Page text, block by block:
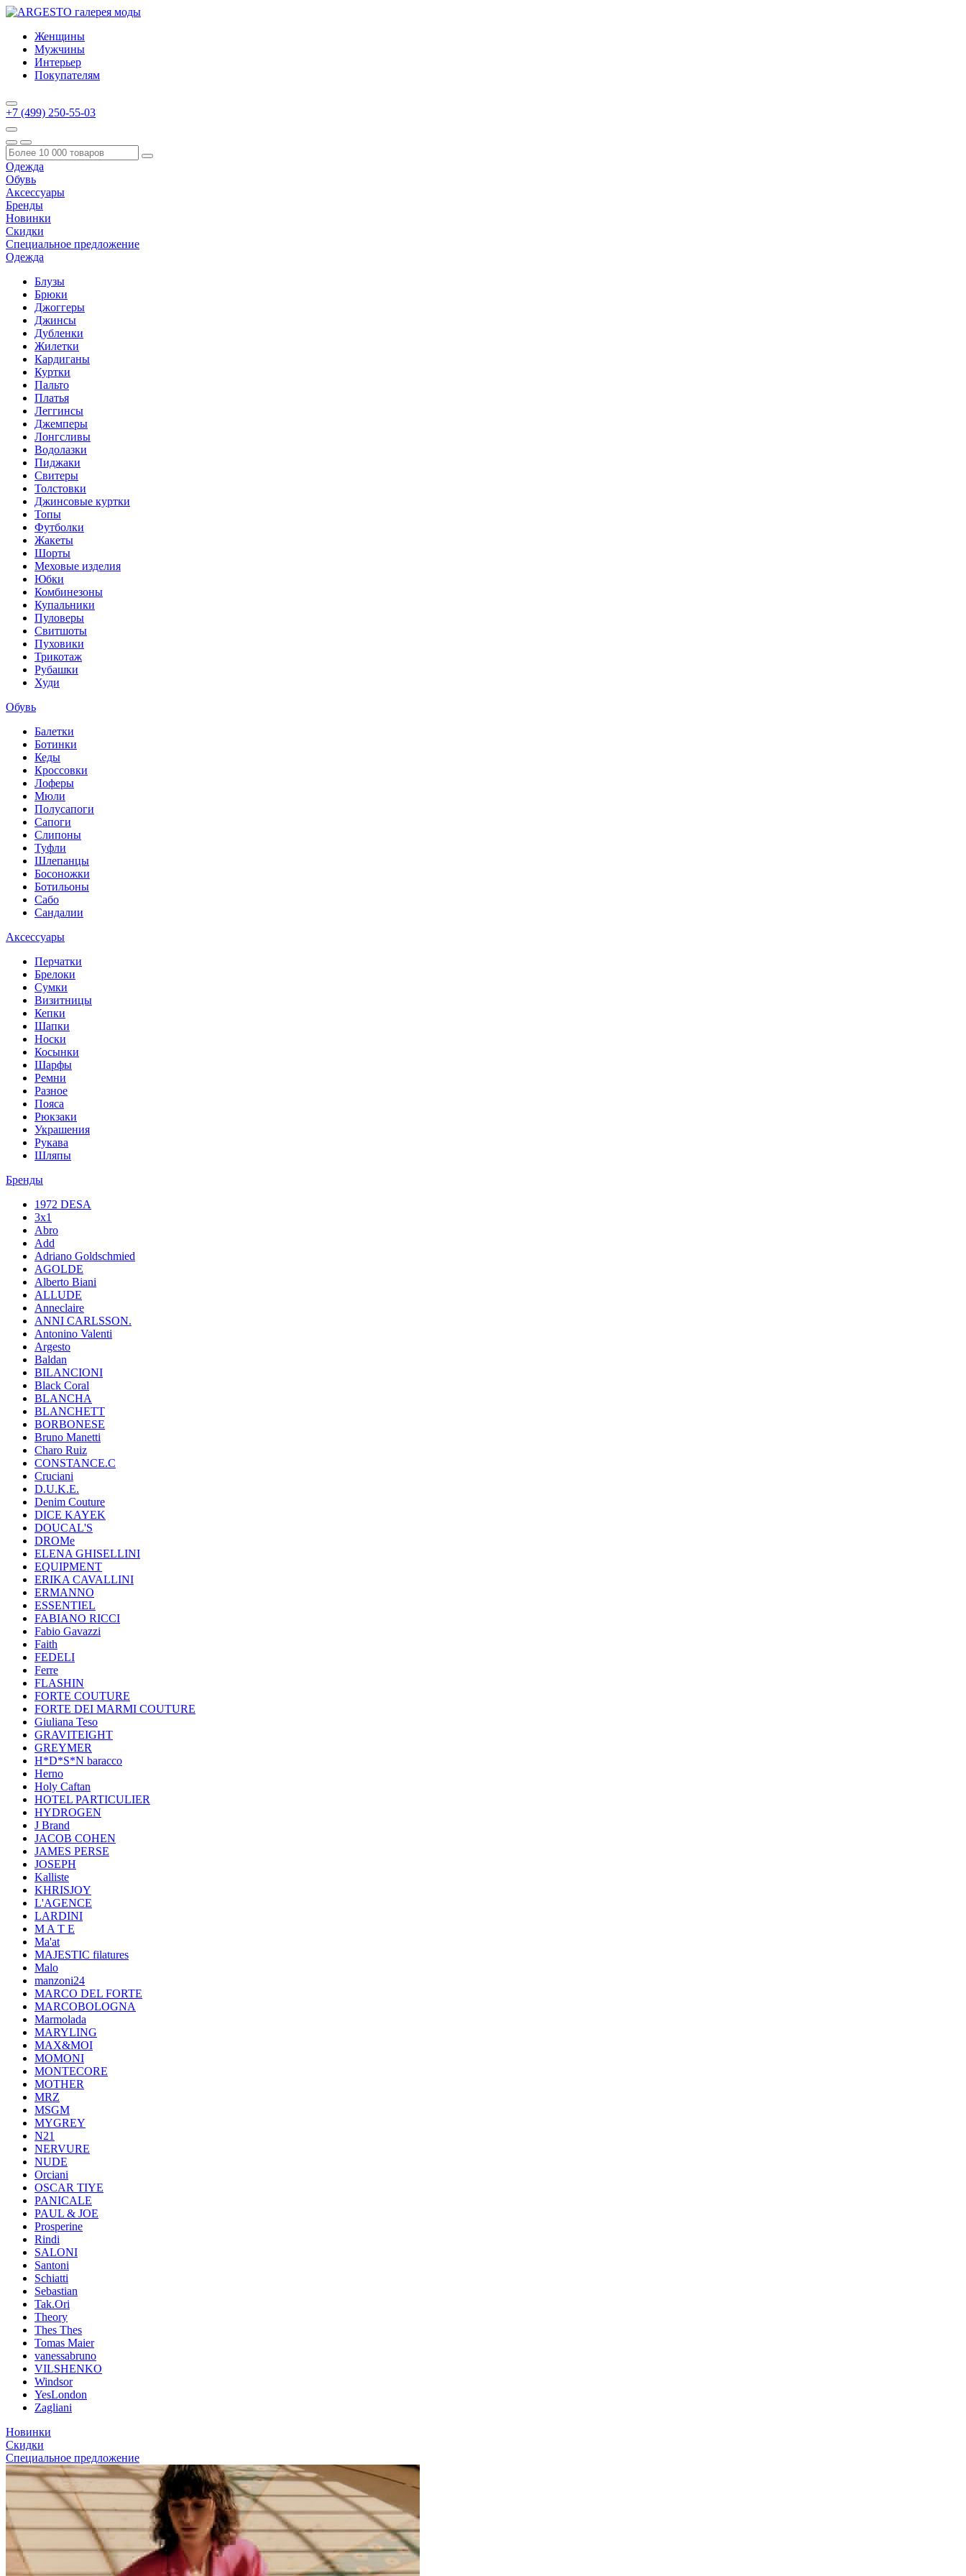
Женщины
Мужчины
Интерьер
Покупателям
+7 (499) 250-55-03
Одежда
Обувь
Аксессуары
Бренды
Новинки
Скидки
Специальное предложение
Одежда
Блузы
Брюки
Джоггеры
Джинсы
Дубленки
Жилетки
Кардиганы
Куртки
Пальто
Платья
Леггинсы
Джемперы
Лонгсливы
Водолазки
Пиджаки
Свитеры
Толстовки
Джинсовые куртки
Топы
Футболки
Жакеты
Шорты
Меховые изделия
Юбки
Комбинезоны
Купальники
Пуловеры
Свитшоты
Пуховики
Трикотаж
Рубашки
Худи
Обувь
Балетки
Ботинки
Кеды
Кроссовки
Лоферы
Мюли
Полусапоги
Сапоги
Слипоны
Туфли
Шлепанцы
Босоножки
Ботильоны
Сабо
Сандалии
Аксессуары
Перчатки
Брелоки
Сумки
Визитницы
Кепки
Шапки
Носки
Косынки
Шарфы
Ремни
Разное
Пояса
Рюкзаки
Украшения
Рукава
Шляпы
Бренды
1972 DESA
3x1
Abro
Add
Adriano Goldschmied
AGOLDE
Alberto Biani
ALLUDE
Anneclaire
ANNI CARLSSON.
Antonino Valenti
Argesto
Baldan
BILANCIONI
Black Coral
BLANCHA
BLANCHETT
BORBONESE
Bruno Manetti
Charo Ruiz
CONSTANCE.C
Cruciani
D.U.K.E.
Denim Couture
DICE KAYEK
DOUCAL'S
DROMe
ELENA GHISELLINI
EQUIPMENT
ERIKA CAVALLINI
ERMANNO
ESSENTIEL
FABIANO RICCI
Fabio Gavazzi
Faith
FEDELI
Ferre
FLASHIN
FORTE COUTURE
FORTE DEI MARMI COUTURE
Giuliana Teso
GRAVITEIGHT
GREYMER
H*D*S*N baracco
Herno
Holy Caftan
HOTEL PARTICULIER
HYDROGEN
J Brand
JACOB COHEN
JAMES PERSE
JOSEPH
Kalliste
KHRISJOY
L'AGENCE
LARDINI
M A T E
Ma'at
MAJESTIC filatures
Malo
manzoni24
MARCO DEL FORTE
MARCOBOLOGNA
Marmolada
MARYLING
MAX&MOI
MOMONI
MONTECORE
MOTHER
MRZ
MSGM
MYGREY
N21
NERVURE
NUDE
Orciani
OSCAR TIYE
PANICALE
PAUL & JOE
Prosperine
Rindi
SALONI
Santoni
Schiatti
Sebastian
Tak.Ori
Theory
Thes Thes
Tomas Maier
vanessabruno
VILSHENKO
Windsor
YesLondon
Zagliani
Новинки
Скидки
Специальное предложение